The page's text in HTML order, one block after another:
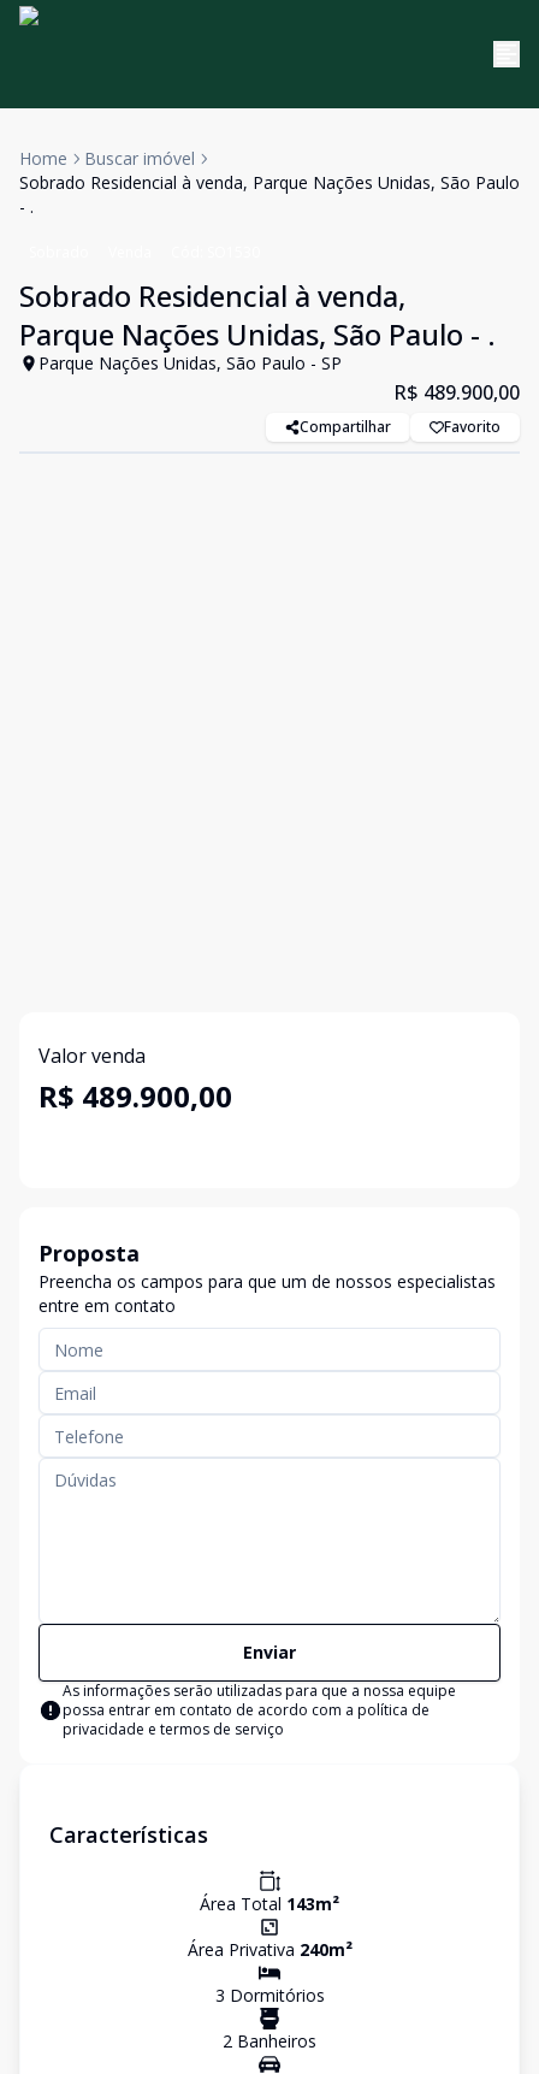
Home
Buscar imóvel
Sobrado Residencial à venda, Parque Nações Unidas, São Paulo
- .
Sobrado Residencial à venda,
Parque Nações Unidas, São Paulo - .
Parque Nações Unidas, São Paulo - SP
R$ 489.900,00
Compartilhar Favorito
Valor venda
R$ 489.900,00
Proposta
Preencha os campos para que um de nossos especialistas
entre em contato
Enviar
As informações serão utilizadas para que a nossa equipe
possa entrar em contato de acordo com a política de
privacidade e termos de serviço
Características
Área Total 143m²
Área Privativa 240m²
3 Dormitórios
2 Banheiros